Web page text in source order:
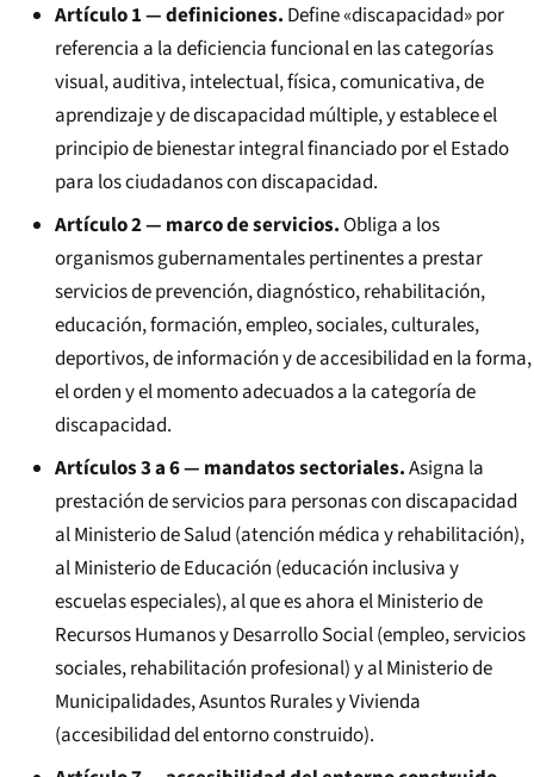
Artículo 1 — definiciones. Define «discapacidad» por
referencia a la deficiencia funcional en las categorías
visual, auditiva, intelectual, física, comunicativa, de
aprendizaje y de discapacidad múltiple, y establece el
principio de bienestar integral financiado por el Estado
para los ciudadanos con discapacidad.
Artículo 2 — marco de servicios.Obliga a los
organismos gubernamentales pertinentes a prestar
servicios de prevención, diagnóstico, rehabilitación,
educación, formación, empleo, sociales, culturales,
deportivos, de información y de accesibilidad en la forma,
el orden y el momento adecuados a la categoría de
discapacidad.
Artículos 3 a 6 — mandatos sectoriales.Asigna la
prestación de servicios para personas con discapacidad
al Ministerio de Salud (atención médica y rehabilitación),
al Ministerio de Educación (educación inclusiva y
escuelas especiales), al que es ahora el Ministerio de
Recursos Humanos y Desarrollo Social (empleo, servicios
sociales, rehabilitación profesional) y al Ministerio de
Municipalidades, Asuntos Rurales y Vivienda
(accesibilidad del entorno construido).